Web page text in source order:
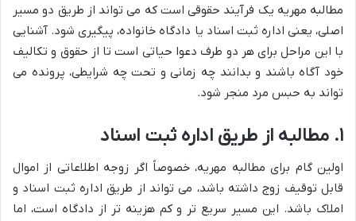
مطالبه مهریه یک فرآیند حقوقی است که می تواند از طریق دو مسیر
اصلی، یعنی اداره ثبت اسناد یا دادگاه خانواده، پیگیری شود. آشنایی
با این مراحل برای هر دو طرف دعوا حیاتی است تا از حقوق و تکالیف
خود آگاه باشند و بدانند چه زمانی و تحت چه شرایطی، پرونده می
تواند به حبس مرد منجر شود.
۱. مطالبه از طریق اداره ثبت اسناد
اولین گام برای مطالبه مهریه، خصوصاً اگر زوجه اطلاعاتی از اموال
قابل توقیف زوج داشته باشد، می تواند از طریق اداره ثبت اسناد و
املاک باشد. این مسیر سریع تر و کم هزینه تر از دادگاه است، اما